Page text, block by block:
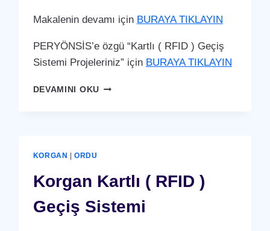
Makalenin devamı için BURAYA TIKLAYIN
PERYÖNSİS’e özgü “Kartlı ( RFID ) Geçiş
Sistemi Projeleriniz” için BURAYA TIKLAYIN
DEVAMINI OKUMESUDIYE
KORGAN |ORDU
Korgan Kartlı ( RFID )
Geçiş Sistemi